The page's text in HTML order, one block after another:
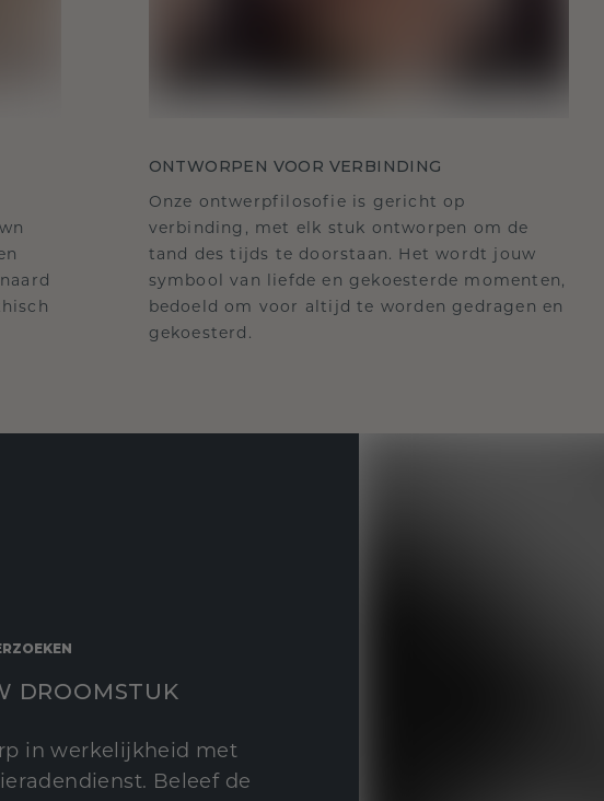
ONTWORPEN VOOR VERBINDING
Onze ontwerpfilosofie is gericht op
verbinding, met elk stuk ontworpen om de
tand des tijds te doorstaan. Het wordt jouw
symbool van liefde en gekoesterde momenten,
bedoeld om voor altijd te worden gedragen en
gekoesterd.
DROOMSTUK
in werkelijkheid met
Beleef de